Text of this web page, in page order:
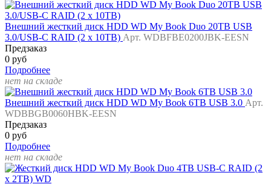
Внешний жесткий диск HDD WD My Book Duo 20TB USB
3.0/USB-C RAID (2 x 10TB) Арт. WDBFBE0200JBK-EESN
Предзаказ
0 руб
Подробнее
нет на складе
Внешний жесткий диск HDD WD My Book 6TB USB 3.0 Арт.
WDBBGB0060HBK-EESN
Предзаказ
0 руб
Подробнее
нет на складе